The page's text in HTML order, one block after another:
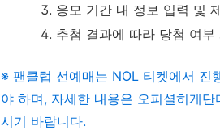
응모 기간 내 정보 입력 및
추첨 결과에 따라 당첨 여부
※ 팬클럽 선예매는 NOL 티켓에서 진
야 하며, 자세한 내용은 오피셜히게
시기 바랍니다.